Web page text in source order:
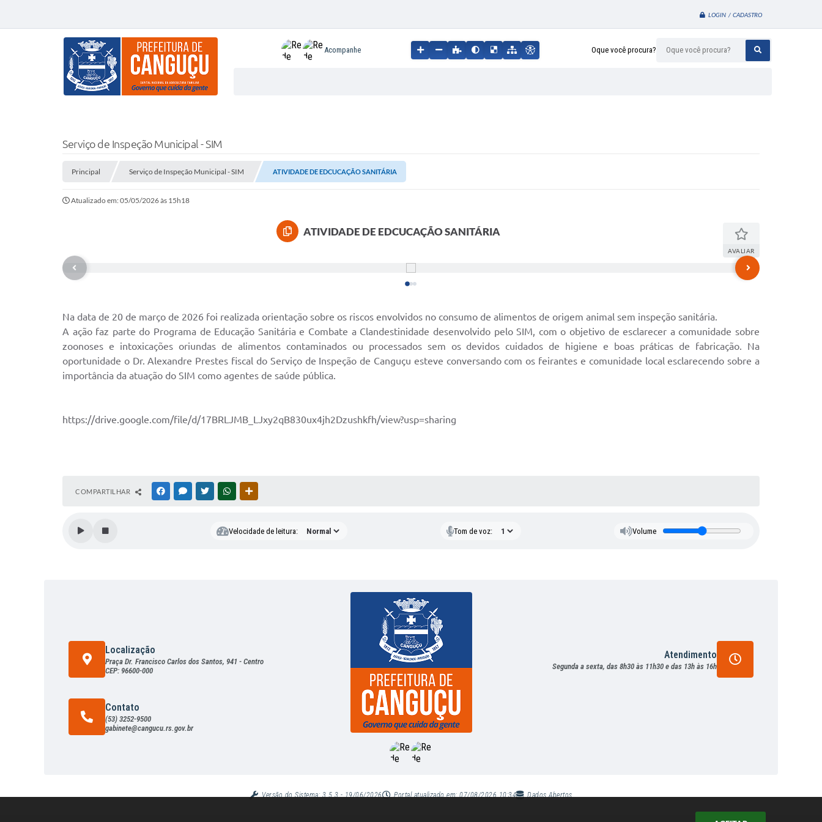
LOGIN / CADASTRO
Oque você procura?
Acompanhe
Serviço de Inspeção Municipal - SIM
Principal Serviço de Inspeção Municipal - SIM ATIVIDADE DE EDCUCAÇÃO SANITÁRIA
Atualizado em: 05/05/2026 às 15h18
ATIVIDADE DE EDCUCAÇÃO SANITÁRIA
AVALIAR
Na data de 20 de março de 2026 foi realizada orientação sobre os riscos envolvidos no consumo de alimentos de origem animal sem inspeção sanitária.
A ação faz parte do Programa de Educação Sanitária e Combate a Clandestinidade desenvolvido pelo SIM, com o objetivo de esclarecer a comunidade sobre
zoonoses e intoxicações oriundas de alimentos contaminados ou processados sem os devidos cuidados de higiene e boas práticas de fabricação. Na
oportunidade o Dr. Alexandre Prestes fiscal do Serviço de Inspeção de Canguçu esteve conversando com os feirantes e comunidade local esclarecendo sobre a
importância da atuação do SIM como agentes de saúde pública.
https://drive.google.com/file/d/17BRLJMB_LJxy2qB830ux4jh2Dzushkfh/view?usp=sharing
COMPARTILHAR FACEBOOKMESSENGER
TWITTERWHATSAPP
Velocidade de leitura: Tom de voz: Volume
Localização
Praça Dr. Francisco Carlos dos Santos, 941 - Centro
CEP: 96600-000
Contato
(53) 3252-9500
gabinete@cangucu.rs.gov.br
Atendimento
Segunda a sexta, das 8h30 às 11h30 e das 13h às 16h
Versão do Sistema:3.5.3 - 19/06/2026 Portal atualizado em:07/08/2026 10:34 Dados Abertos